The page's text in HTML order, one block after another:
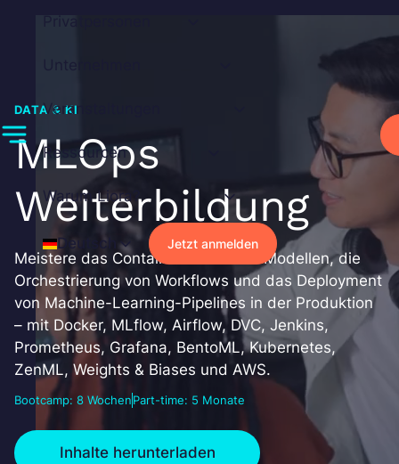
Veranstaltungen
Ressourcen
Warum Liora?
Deutsch Jetzt anmelden
DATA & KI
MLOps
Weiterbildung
Meistere das Containerisieren von Modellen, die
Orchestrierung von Workflows und das Deployment
von Machine-Learning-Pipelines in der Produktion
– mit Docker, MLflow, Airflow, DVC, Jenkins,
Prometheus, Grafana, BentoML, Kubernetes,
ZenML, Weights & Biases und AWS.
Bootcamp: 8 WochenPart-time: 5 Monate
Inhalte herunterladen